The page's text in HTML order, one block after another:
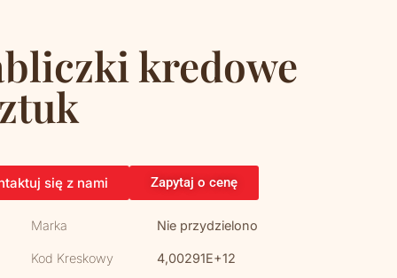
kredowe
się z nami Zapytaj o cenę
Marka Nie przydzielono
Kod Kreskowy 4,00291E+12